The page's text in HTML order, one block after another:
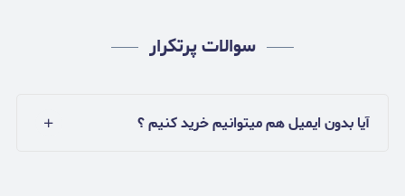
سوالات پرتکرار
آیا بدون ایمیل هم میتوانیم خرید کنیم ؟